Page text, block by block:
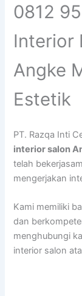
0812
Interior
Angke
Estetik
PT. Razqa Inti
interior salon
telah
mengerjakan
Kami memiliki
dan
menghubungi
interior salon